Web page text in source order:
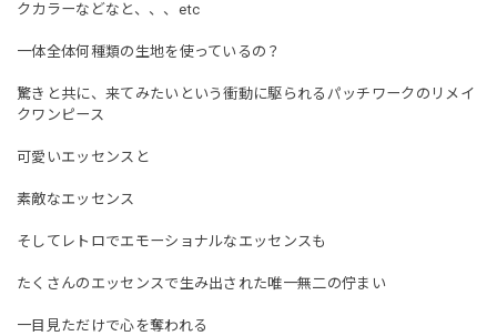
クカラーなどなと、、、etc
一体全体何種類の生地を使っているの？
驚きと共に、来てみたいという衝動に駆られるパッチワークのリメイ
クワンピース
可愛いエッセンスと
素敵なエッセンス
そしてレトロでエモーショナルなエッセンスも
たくさんのエッセンスで生み出された唯一無二の佇まい
一目見ただけで心を奪われる